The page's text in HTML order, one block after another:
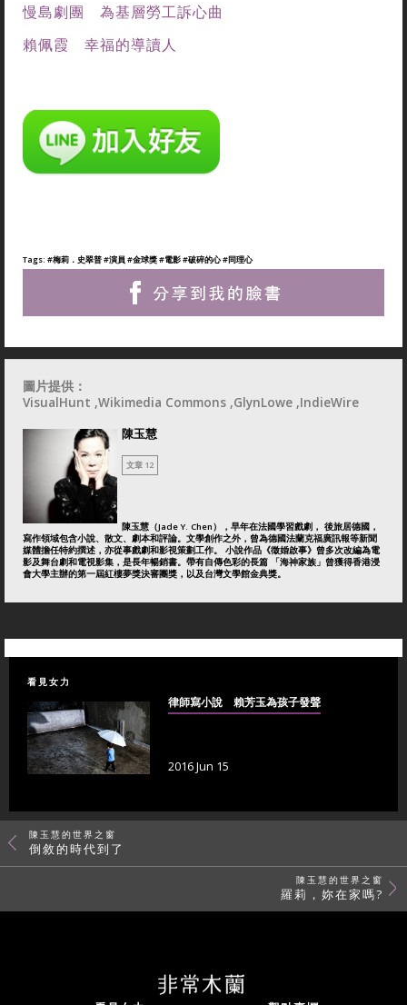
慢島劇團 為基層勞工訴心曲
賴佩霞 幸福的導讀人
Tags: #梅莉．史翠普#演員 #金球獎#電影#破碎的心#同理心
圖片提供：
VisualHunt ,Wikimedia Commons ,GlynLowe ,IndieWire
陳玉慧
文章 12
陳玉慧（Jade Y. Chen），早年在法國學習戲劇， 後旅居德國，
寫作領域包含小說、散文、劇本和評論。文學創作之外，曾為德國法蘭克福廣訊報等新聞
媒體擔任特約撰述，亦從事戲劇和影視策劃工作。 小說作品《徵婚啟事》曾多次改編為電
影及舞台劇和電視影集，是長年暢銷書。帶有自傳色彩的長篇 「海神家族」曾獲得香港浸
會大學主辦的第一屆紅樓夢獎決審團獎，以及台灣文學館金典獎。
看見女力
律師寫小說 賴芳玉為孩子發聲
2016 Jun 15
陳玉慧的世界之窗
倒敘的時代到了
陳玉慧的世界之窗
羅莉，妳在家嗎?